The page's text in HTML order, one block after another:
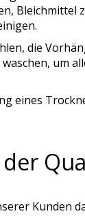
Bleichmittel
die
waschen, um
eines
Kunden